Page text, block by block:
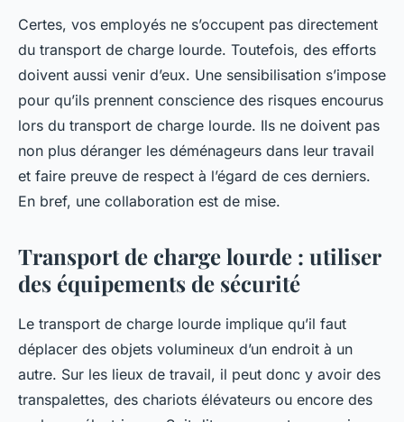
Certes, vos employés ne s’occupent pas directement
du transport de charge lourde. Toutefois, des efforts
doivent aussi venir d’eux. Une sensibilisation s’impose
pour qu’ils prennent conscience des risques encourus
lors du transport de charge lourde. Ils ne doivent pas
non plus déranger les déménageurs dans leur travail
et faire preuve de respect à l’égard de ces derniers.
En bref, une collaboration est de mise.
Transport de charge lourde : utiliser
des équipements de sécurité
Le transport de charge lourde implique qu’il faut
déplacer des objets volumineux d’un endroit à un
autre. Sur les lieux de travail, il peut donc y avoir des
transpalettes, des chariots élévateurs ou encore des